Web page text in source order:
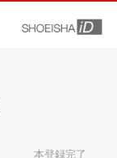
本登録完了